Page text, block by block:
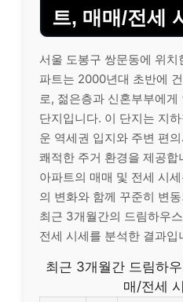
트, 매매/전세
서울 도봉구 쌍문동에 위
파트는 2000년대 초반에
로, 젊은층과 신혼부부에
단지입니다. 이 단지는 지
운 역세권 입지와 주변 편
쾌적한 주거 환경을 제공
아파트의 매매 및 전세 시
의 변화와 함께 꾸준히 변
최근 3개월간의 드림하우
전세 시세를 분석한 결과입
최근 3개월간 드림하
매/전세